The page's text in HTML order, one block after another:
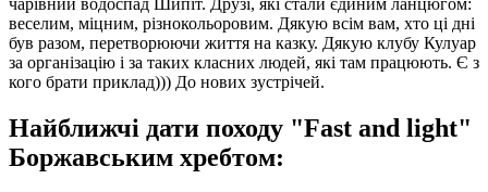
веселим, міцним, різнокольоровим. Дякую всім вам, хто ці дні
був разом, перетворюючи життя на казку. Дякую клубу Кулуар
за організацію і за таких класних людей, які там працюють. Є з
кого брати приклад))) До нових зустрічей.
Найближчі дати походу "Fast and light"
Боржавським хребтом: